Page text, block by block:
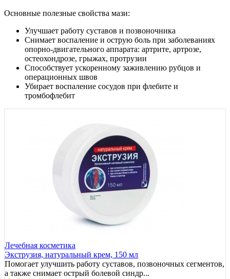
Основные полезные свойства мази:
Улучшает работу суставов и позвоночника
Снимает воспаление и острую боль при заболеваниях
опорно-двигательного аппарата: артрите, артрозе,
остеохондрозе, грыжах, протрузии
Способствует ускоренному заживлению рубцов и
операционных швов
Убирает воспаление сосудов при флебите и
тромбофлебит
Лечебная косметика
Экструзия, натуральный крем, 150 мл
Помогает улучшить работу суставов, позвоночных сегментов,
а также снимает острый болевой синдр...